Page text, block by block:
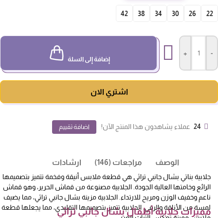
22
26
30
34
38
42
إضافة إلى السلة
اشتري الان
24 عملاء يشاهدون هذا المنتج الآن! اضافة تقييم
الوصف مراجعات (146) ارشادات
جلابية بناتي بشال جانبي تراثي هي قطعة ملابس أنيقة وفخمة تتميز بتصميمها
الرائع وخامتها العالية الجودة. الجلابية مصنوعة من قماش الحرير، وهو قماش
ناعم وخفيف الوزن ومريح للارتداء. الجلابية مزينة بشال جانبي تراثي، مما يضيف
لمسة من الأناقة والرقي. الجلابية تتميز بتصميمها التقليدي، مما يجعلها قطعة
مميزات جلابية أطفال بشال جانبي تراثي